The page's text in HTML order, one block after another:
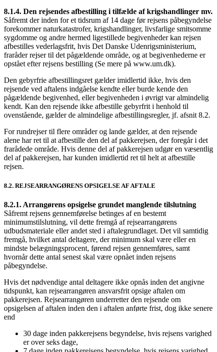
8.1.4. Den rejsendes afbestilling i tilfælde af krigshandlinger mv.
Såfremt der inden for et tidsrum af 14 dage før rejsens påbegyndelse
forekommer naturkatastrofer, krigshandlinger, livsfarlige smitsomme
sygdomme og andre hermed ligestillede begivenheder kan rejsen
afbestilles vederlagsfrit, hvis Det Danske Udenrigsministerium,
fraråder rejser til det pågældende område, og at begivenhederne er
opstået efter rejsens bestilling (Se mere på www.um.dk).
Den gebyrfrie afbestillingsret gælder imidlertid ikke, hvis den
rejsende ved aftalens indgåelse kendte eller burde kende den
pågældende begivenhed, eller begivenheden i øvrigt var almindelig
kendt. Kan den rejsende ikke afbestille gebyrfrit i henhold til
ovenstående, gælder de almindelige afbestillingsregler, jf. afsnit 8.2.
For rundrejser til flere områder og lande gælder, at den rejsende
alene har ret til at afbestille den del af pakkerejsen, der foregår i det
frarådede område. Hvis denne del af pakkerejsen udgør en væsentlig
del af pakkerejsen, har kunden imidlertid ret til helt at afbestille
rejsen.
8.2. REJSEARRANGØRENS OPSIGELSE AF AFTALE
8.2.1. Arrangørens opsigelse grundet manglende tilslutning
Såfremt rejsens gennemførelse betinges af en bestemt
minimumstilslutning, vil dette fremgå af rejsearrangørens
udbudsmateriale eller andet sted i aftalegrundlaget. Det vil samtidig
fremgå, hvilket antal deltagere, der minimum skal være eller en
mindste belægningsprocent, førend rejsen gennemføres, samt
hvornår dette antal senest skal være opnået inden rejsens
påbegyndelse.
Hvis det nødvendige antal deltagere ikke opnås inden det angivne
tidspunkt, kan rejsearrangøren ansvarsfrit opsige aftalen om
pakkerejsen. Rejsearrangøren underretter den rejsende om
opsigelsen af aftalen inden den i aftalen anførte frist, dog ikke senere
end
30 dage inden pakkerejsens begyndelse, hvis rejsens varighed
er over seks dage,